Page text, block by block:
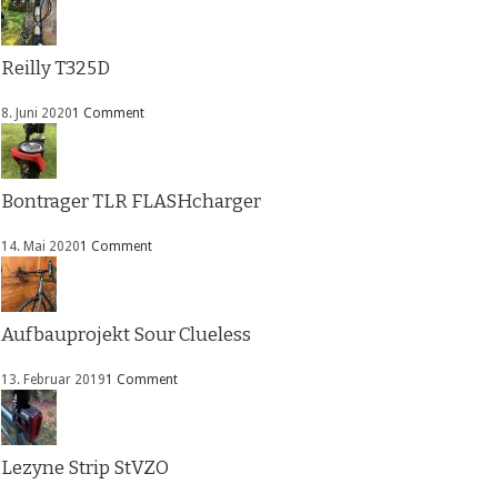
Reilly T325D
8. Juni 20201 Comment
Bontrager TLR FLASHcharger
14. Mai 20201 Comment
Aufbauprojekt Sour Clueless
13. Februar 20191 Comment
Lezyne Strip StVZO